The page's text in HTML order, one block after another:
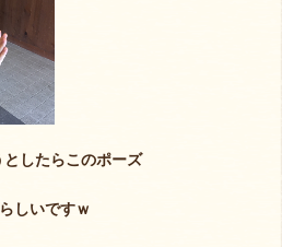
したらこのポーズ
しいですｗ